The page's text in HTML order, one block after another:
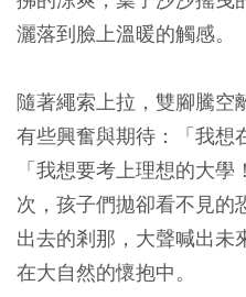
灑落到臉上溫暖的觸感。
隨著繩索上拉，雙腳騰空
有些興奮與期待：「我想
「我想要考上理想的大
次，孩子們拋卻看不見的
出去的剎那，大聲喊出未
在大自然的懷抱中。